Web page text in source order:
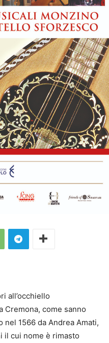
all’occhiello
Cremona, come sanno
1566 da Andrea Amati,
il cui nome è rimasto